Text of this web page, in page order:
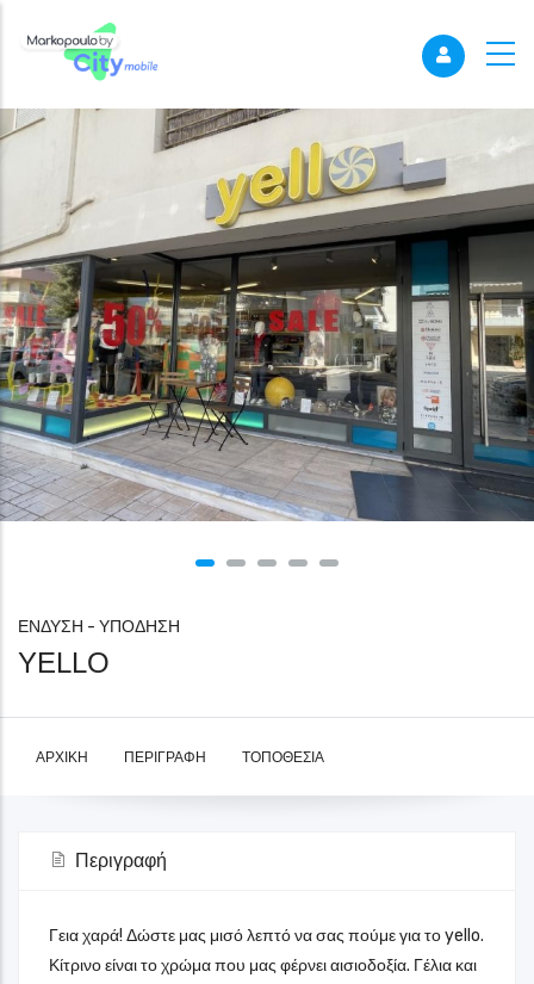
ΕΝΔΥΣΗ - ΥΠΟΔΗΣΗ
YELLO
ΑΡΧΙΚΉ ΠΕΡΙΓΡΑΦΉ ΤΟΠΟΘΕΣΊΑ
Περιγραφή
Γεια χαρά! Δώστε μας μισό λεπτό να σας πούμε για το yello.
Κίτρινο είναι το χρώμα που μας φέρνει αισιοδοξία. Γέλια και